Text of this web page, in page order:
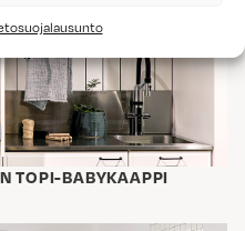
TOPI-BABYKAAPPI